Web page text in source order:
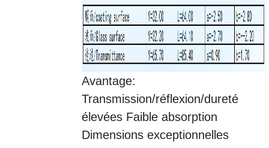
Avantage:
Transmission/réflexion/dureté
élevées Faible absorption
Dimensions exceptionnelles